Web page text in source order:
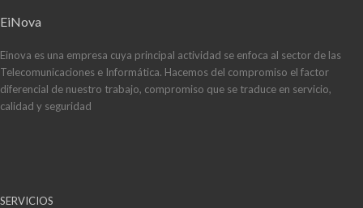
EiNova
Einova es una empresa cuya principal actividad se enfoca al sector de las
Telecomunicaciones e Informática. Hacemos del compromiso el factor
diferencial de nuestro trabajo, compromiso que se traduce en servicio,
calidad y seguridad
SERVICIOS